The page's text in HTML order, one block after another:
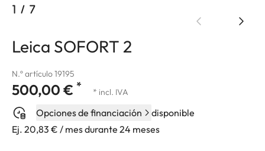
1 / 7
Leica SOFORT 2
N.º artículo 19195
500,00 € * * incl. IVA
Opciones de financiación
disponible
Ej. 20,83 € / mes durante 24 meses